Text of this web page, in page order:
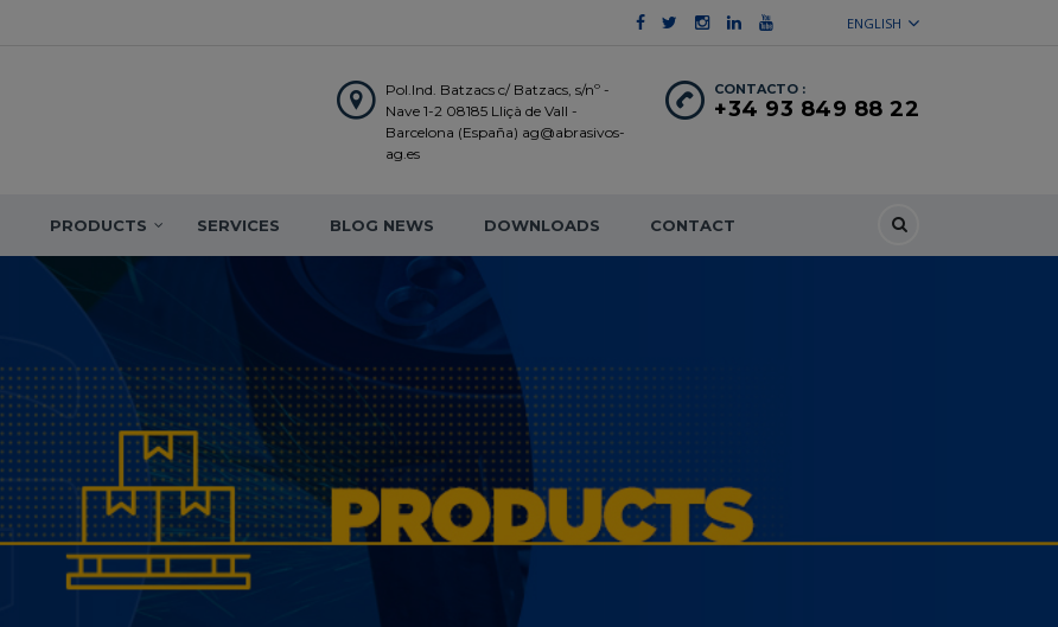
ENGLISH
CONTACTO :
+34 93 849 88 22
Pol.Ind. Batzacs c/ Batzacs, s/nº -
Nave 1-2 08185 Lliçà de Vall -
Barcelona (España) ag@abrasivos-
ag.es
PRODUCTS SERVICES BLOG NEWS DOWNLOADS CONTACT